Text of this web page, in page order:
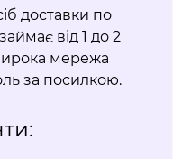
доставки по
від 1 до 2
мережа
за посилкою.